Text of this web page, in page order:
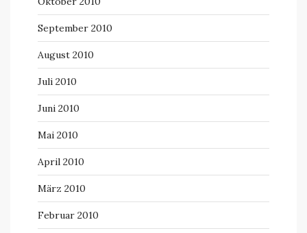
September 2010
August 2010
Juli 2010
Juni 2010
Mai 2010
April 2010
März 2010
Februar 2010